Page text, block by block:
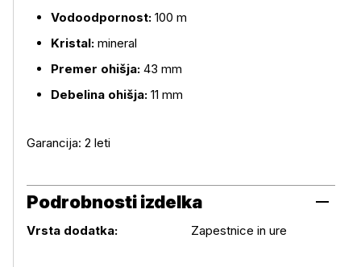
Vodoodpornost: 100 m
Kristal: mineral
Premer ohišja: 43 mm
Debelina ohišja: 11 mm
Garancija: 2 leti
Podrobnosti izdelka
Podrobnosti izdelka
Vrsta dodatka: Zapestnice in ure